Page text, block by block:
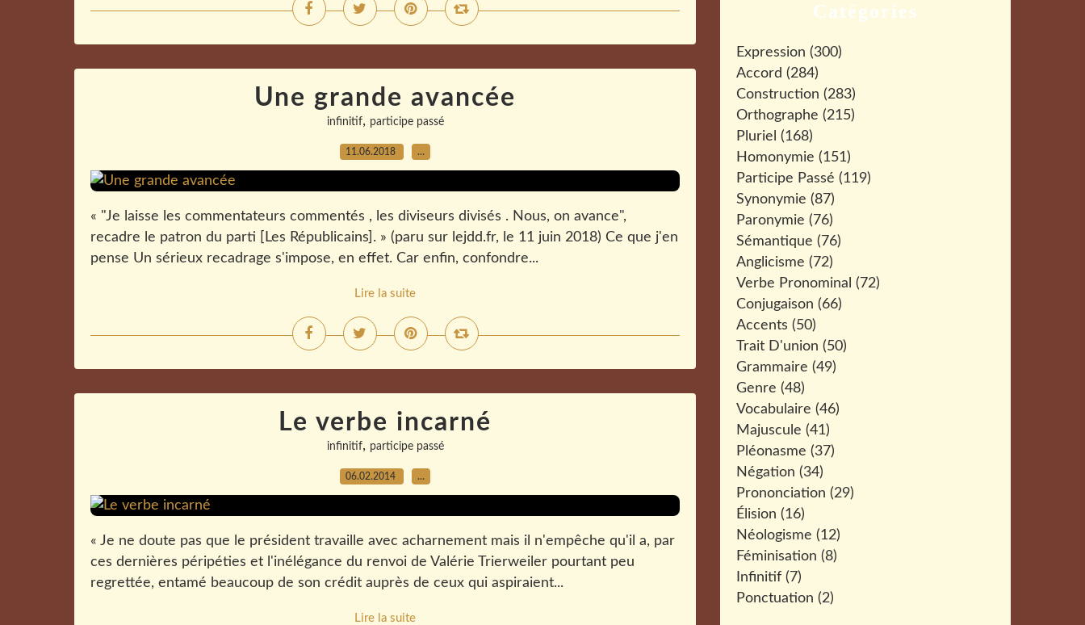
Une grande avancée
infinitif, participe passé
11.06.2018 …
« "Je laisse les commentateurs commentés , les diviseurs divisés . Nous, on avance",
recadre le patron du parti [Les Républicains]. » (paru sur lejdd.fr, le 11 juin 2018) Ce que j'en
pense Un sérieux recadrage s'impose, en effet. Car enfin, confondre...
Lire la suite
Le verbe incarné
infinitif, participe passé
06.02.2014 …
« Je ne doute pas que le président travaille avec acharnement mais il n'empêche qu'il a, par
ces dernières péripéties et l'inélégance du renvoi de Valérie Trierweiler pourtant peu
regrettée, entamé beaucoup de son crédit auprès de ceux qui aspiraient...
Lire la suite
Catégories
Expression (300)
Accord (284)
Construction (283)
Orthographe (215)
Pluriel (168)
Homonymie (151)
Participe Passé (119)
Synonymie (87)
Paronymie (76)
Sémantique (76)
Anglicisme (72)
Verbe Pronominal (72)
Conjugaison (66)
Accents (50)
Trait D'union (50)
Grammaire (49)
Genre (48)
Vocabulaire (46)
Majuscule (41)
Pléonasme (37)
Négation (34)
Prononciation (29)
Élision (16)
Néologisme (12)
Féminisation (8)
Infinitif (7)
Ponctuation (2)